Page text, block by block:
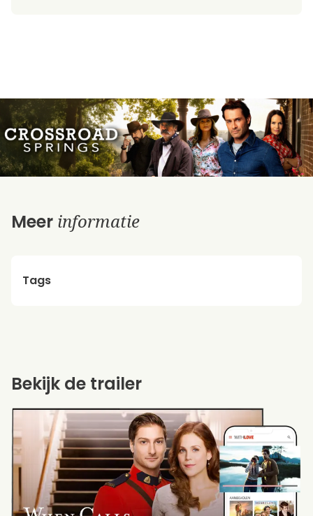
Meer informatie
Tags
Bekijk de trailer